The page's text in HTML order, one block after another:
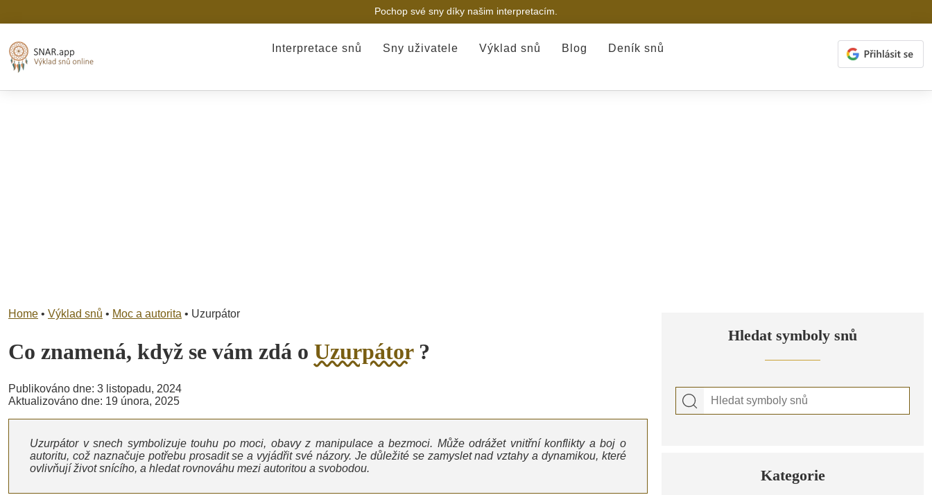
Pochop své sny díky našim interpretacím.
Interpretace snů Sny uživatele Výklad snů Blog Deník snů
Home • Výklad snů • Moc a autorita • Uzurpátor
Co znamená, když se vám zdá o Uzurpátor?
Publikováno dne: 3 listopadu, 2024
Aktualizováno dne: 19 února, 2025
Uzurpátor v snech symbolizuje touhu po moci, obavy z manipulace a bezmoci. Může odrážet vnitřní konflikty a boj o
autoritu, což naznačuje potřebu prosadit se a vyjádřit své názory. Je důležité se zamyslet nad vztahy a dynamikou, které
ovlivňují život snícího, a hledat rovnováhu mezi autoritou a svobodou.
Hledat symboly snů
Kategorie